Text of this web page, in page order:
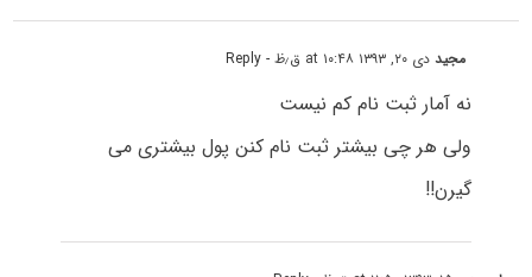
مجیددی ۲۰, ۱۳۹۳ at ۱۰:۴۸ ق٫ظ - Reply
نه آمار ثبت نام کم نیست
ولی هر چی بیشتر ثبت نام کنن پول بیشتری می
گیرن!!